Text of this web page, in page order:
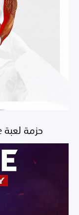
حزمة لعبة NBA 2K21 Play At Home‏